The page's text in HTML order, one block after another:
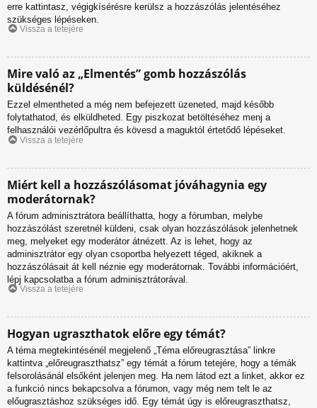
erre kattintasz, végigkísérésre kerülsz a hozzászólás jelentéséhez
szükséges lépéseken.
Vissza a tetejére
Mire való az „Elmentés” gomb hozzászólás
küldésénél?
Ezzel elmentheted a még nem befejezett üzeneted, majd később
folytathatod, és elküldheted. Egy piszkozat betöltéséhez menj a
felhasználói vezérlőpultra és kövesd a maguktól értetődő lépéseket.
Vissza a tetejére
Miért kell a hozzászólásomat jóváhagynia egy
moderátornak?
A fórum adminisztrátora beállíthatta, hogy a fórumban, melybe
hozzászólást szeretnél küldeni, csak olyan hozzászólások jelenhetnek
meg, melyeket egy moderátor átnézett. Az is lehet, hogy az
adminisztrátor egy olyan csoportba helyezett téged, akiknek a
hozzászólásait át kell néznie egy moderátornak. További információért,
lépj kapcsolatba a fórum adminisztrátorával.
Vissza a tetejére
Hogyan ugraszthatok előre egy témát?
A téma megtekintésénél megjelenő „Téma előreugrasztása” linkre
kattintva „előreugraszthatsz” egy témát a fórum tetejére, hogy a témák
felsorolásánál elsőként jelenjen meg. Ha nem látod ezt a linket, akkor ez
a funkció nincs bekapcsolva a fórumon, vagy még nem telt le az
előugrasztáshoz szükséges idő. Egy témát úgy is előreugraszthatsz,